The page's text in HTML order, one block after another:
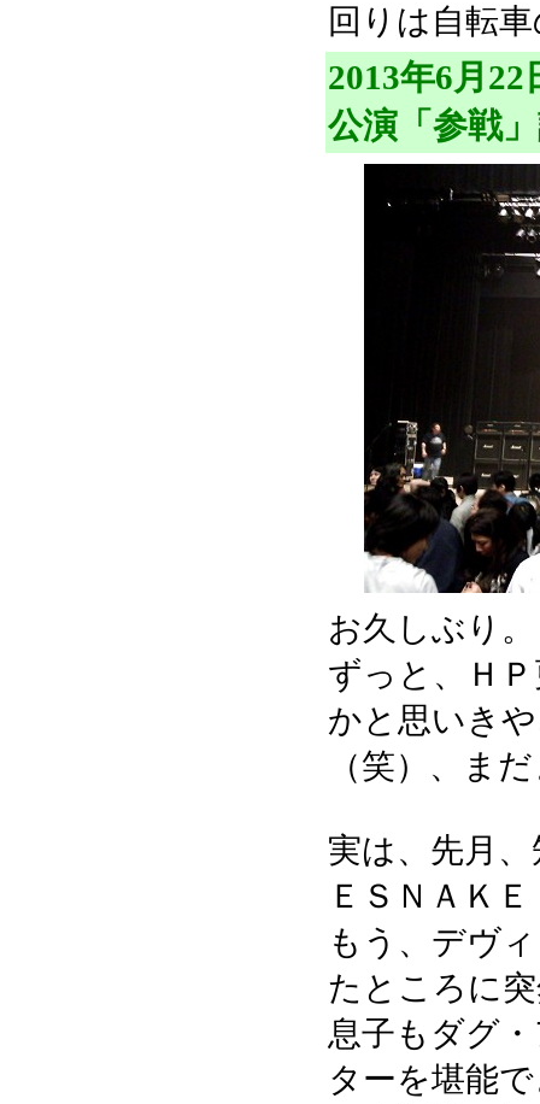
回りは自転
2013年6月
公演「参戦
お久しぶり。
ずっと、Ｈ
かと思いき
（笑）、ま
実は、先月
ＥＳＮＡＫ
もう、デヴ
たところに
息子もダグ
ターを堪能